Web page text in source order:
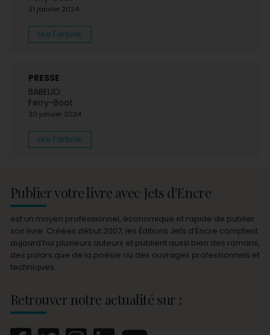
31 janvier 2024
Lire l'article
PRESSE
BABELIO
Ferry-Boat
30 janvier 2024
Lire l'article
Publier votre livre avec Jets d'Encre
est un moyen professionnel, économique et rapide de publier
son livre. Créées début 2007, les Éditions Jets d’Encre comptent
aujourd’hui plusieurs auteurs et publient aussi bien des romans,
des polars que de la poésie ou des ouvrages professionnels et
techniques.
Retrouver notre actualité sur :